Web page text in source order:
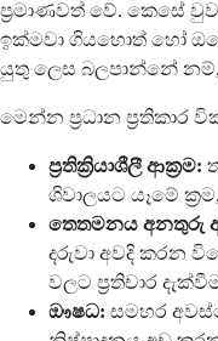
ප්‍රමාණවත් වේ. කෙසේ
ඉක්මවා ගියහොත් හෝ
යුතු ලෙස බලපාන්නේ නම්,
මෙන්න ප්‍රධාන ප්‍රතිකාර
ප්‍රතික්‍රියාශීලී ආක්‍රම:
ශිවාලයට යෑමේ
තෙතමනය අනතුරු
දරුවා අවදි කරන
වලට ප්‍රතිචාර
ඖෂධ: සමහර